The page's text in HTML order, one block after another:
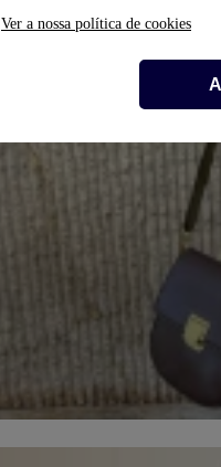
Ver a nossa política de cookies